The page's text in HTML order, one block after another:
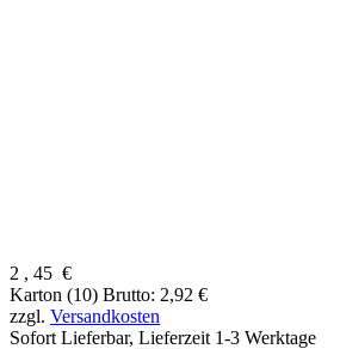
2 , 45 €
Karton (10) Brutto: 2,92 €
zzgl. Versandkosten
Sofort Lieferbar, Lieferzeit 1-3 Werktage